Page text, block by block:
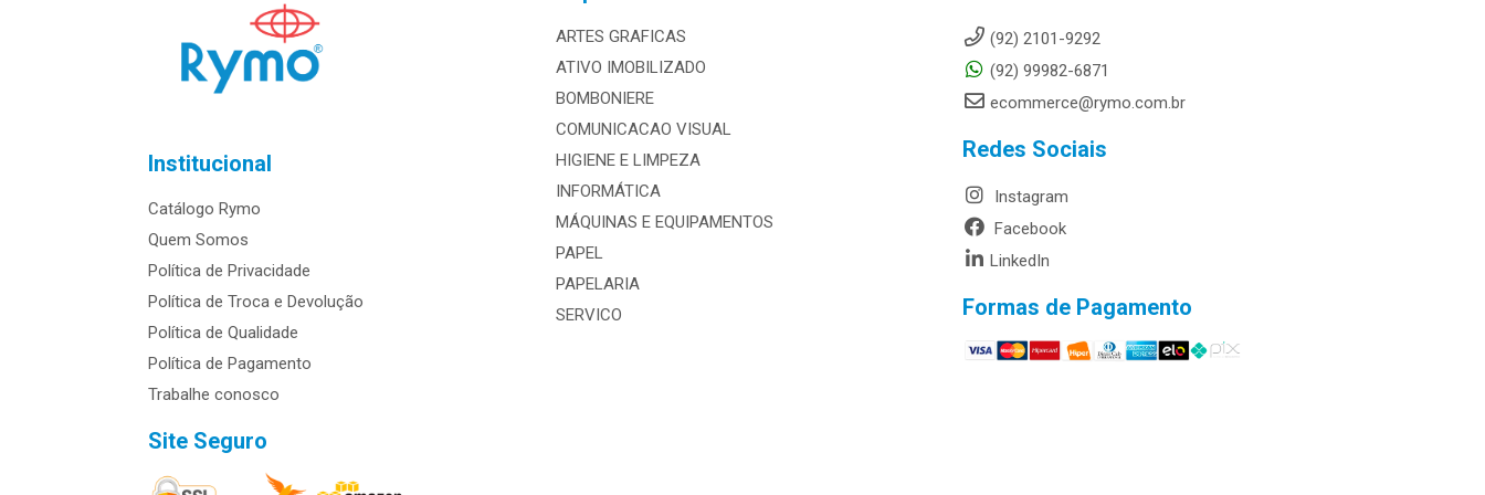
Institucional
Catálogo Rymo
Quem Somos
Política de Privacidade
Política de Troca e Devolução
Política de Qualidade
Política de Pagamento
Trabalhe conosco
Site Seguro
ARTES GRAFICAS
ATIVO IMOBILIZADO
BOMBONIERE
COMUNICACAO VISUAL
HIGIENE E LIMPEZA
INFORMÁTICA
MÁQUINAS E EQUIPAMENTOS
PAPEL
PAPELARIA
SERVICO
(92) 2101-9292
(92) 99982-6871
ecommerce@rymo.com.br
Redes Sociais
Instagram
Facebook
LinkedIn
Formas de Pagamento